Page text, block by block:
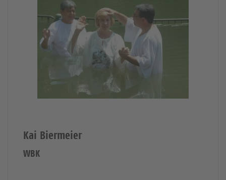
Kai Biermeier
WBK